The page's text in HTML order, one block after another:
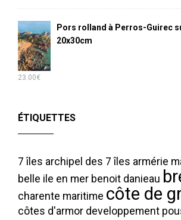
Pors rolland à Perros-Guirec
20x30cm
23.00€
ÉTIQUETTES
7 îles archipel des 7 îles armérie
belle ile en mer benoit danieau
charente maritime côte de
côtes d'armor developpement